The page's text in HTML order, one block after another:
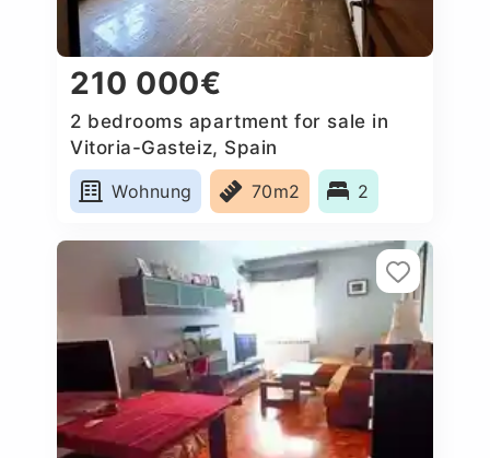
210 000€
2 bedrooms apartment for sale in
Vitoria-Gasteiz, Spain
Wohnung
70m2 2